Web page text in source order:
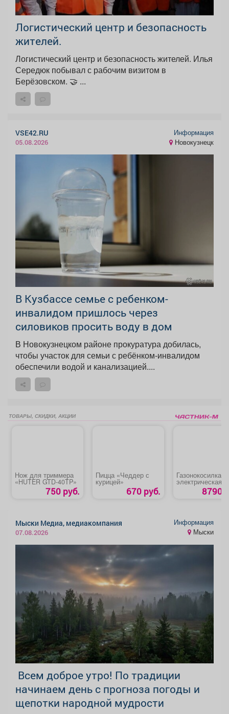
Логистический центр и безопасность
жителей.
Логистический центр и безопасность жителей. Илья
Середюк побывал с рабочим визитом в
Берёзовском. 🤝 ...
VSE42.RU
05.08.2026
Информация
Новокузнецк
В Кузбассе семье с ребенком-
инвалидом пришлось через
силовиков просить воду в дом
В Новокузнецком районе прокуратура добилась,
чтобы участок для семьи с ребёнком-инвалидом
обеспечили водой и канализацией....
ТОВАРЫ, СКИДКИ, АКЦИИ
Нож для триммера
«HUTER GTD-40TP»
750 руб.
Пицца «Чеддер с
курицей»
670 руб.
Газонокосилка
электрическая
«DENZEL GMC-
8790
Мыски Медиа, медиакомпания
07.08.2026
Информация
Мыски
Всем доброе утро! По традиции
начинаем день с прогноза погоды и
щепотки народной мудрости